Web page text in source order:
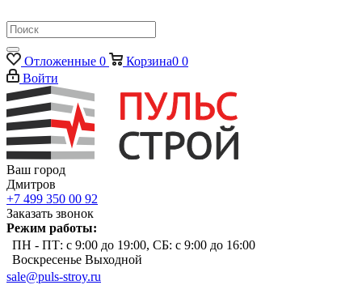
Отложенные 0 Корзина0 0
Войти
Ваш город
Дмитров
+7 499 350 00 92
Заказать звонок
Режим работы:
ПН - ПТ: с 9:00 до 19:00, СБ: с 9:00 до 16:00
Воскресенье Выходной
sale@puls-stroy.ru